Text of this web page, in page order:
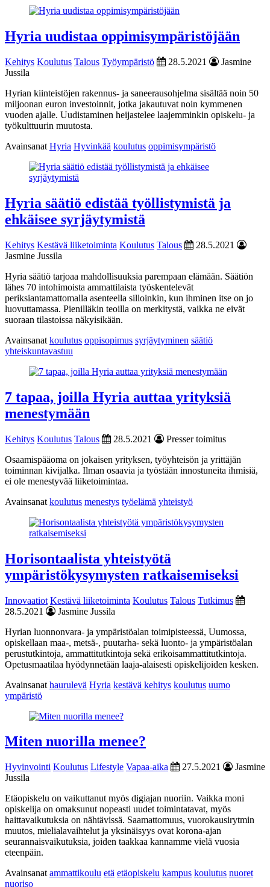
Hyria uudistaa oppimisympäristöjään
Kehitys Koulutus Talous Työympäristö 28.5.2021
Jasmine
Jussila
Hyrian kiinteistöjen rakennus- ja saneerausohjelma sisältää noin 50
miljoonan euron investoinnit, jotka jakautuvat noin kymmenen
vuoden ajalle. Uudistaminen heijastelee laajemminkin opiskelu- ja
työkulttuurin muutosta.
Avainsanat Hyria Hyvinkää koulutus oppimisympäristö
Hyria säätiö edistää työllistymistä ja
ehkäisee syrjäytymistä
Kehitys Kestävä liiketoiminta Koulutus Talous
28.5.2021
Jasmine Jussila
Hyria säätiö tarjoaa mahdollisuuksia parempaan elämään. Säätiön
lähes 70 intohimoista ammattilaista työskentelevät
periksiantamattomalla asenteella silloinkin, kun ihminen itse on jo
luovuttamassa. Pienilläkin teoilla on merkitystä, vaikka ne eivät
suoraan tilastoissa näkyisikään.
Avainsanat koulutus oppisopimus syrjäytyminen säätiö
yhteiskuntavastuu
7 tapaa, joilla Hyria auttaa yrityksiä
menestymään
Kehitys Koulutus Talous 28.5.2021
Presser toimitus
Osaamispääoma on jokaisen yrityksen, työyhteisön ja yrittäjän
toiminnan kivijalka. Ilman osaavia ja työstään innostuneita ihmisiä,
ei ole menestyvää liiketoimintaa.
Avainsanat koulutus menestys työelämä yhteistyö
Horisontaalista yhteistyötä
ympäristökysymysten ratkaisemiseksi
Innovaatiot Kestävä liiketoiminta Koulutus Talous Tutkimus
28.5.2021
Jasmine Jussila
Hyrian luonnonvara- ja ympäristöalan toimipisteessä, Uumossa,
opiskellaan maa-, metsä-, puutarha- sekä luonto- ja ympäristöalan
perustutkintoja, ammattitutkintoja sekä erikoisammattitutkintoja.
Opetusmaatilaa hyödynnetään laaja-alaisesti opiskelijoiden kesken.
Avainsanat haurulevä Hyria kestävä kehitys koulutus uumo
ympäristö
Miten nuorilla menee?
Hyvinvointi Koulutus Lifestyle Vapaa-aika 27.5.2021
Jasmine
Jussila
Etäopiskelu on vaikuttanut myös digiajan nuoriin. Vaikka moni
opiskelija on omaksunut nopeasti uudet toimintatavat, myös
haittavaikutuksia on nähtävissä. Saamattomuus, vuorokausirytmin
muutos, mielialavaihtelut ja yksinäisyys ovat korona-ajan
seurannaisvaikutuksia, joiden taakkaa kannamme vielä vuosia
eteenpäin.
Avainsanat ammattikoulu etä etäopiskelu kampus koulutus nuoret
nuoriso